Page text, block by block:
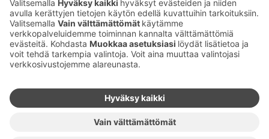
Muuta evästeasetuksia